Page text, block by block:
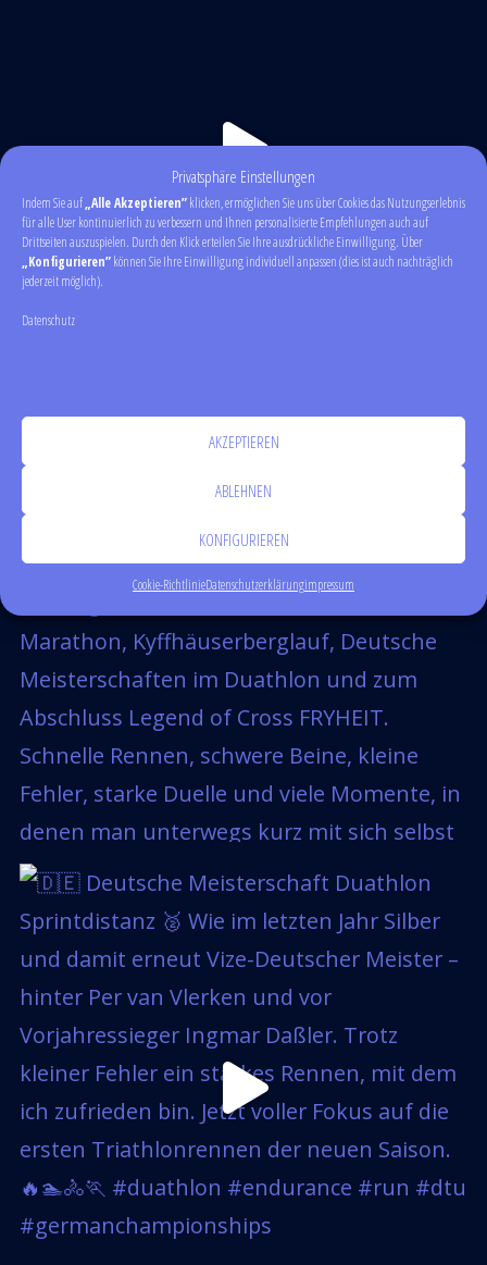
Privatsphäre Einstellungen
Indem Sie auf„Alle Akzeptieren”klicken, ermöglichen Sie uns über Cookies das Nutzungserlebnis
für alle User kontinuierlich zu verbessern und Ihnen personalisierte Empfehlungen auch auf
Drittseiten auszuspielen. Durch den Klick erteilen Sie Ihre ausdrückliche Einwilligung. Über
„Konfigurieren”können Sie Ihre Einwilligung individuell anpassen (dies ist auch nachträglich
jederzeit möglich).
Datenschutz
AKZEPTIEREN
ABLEHNEN
KONFIGURIEREN
Cookie-RichtlinieDatenschutzerklärungimpressum